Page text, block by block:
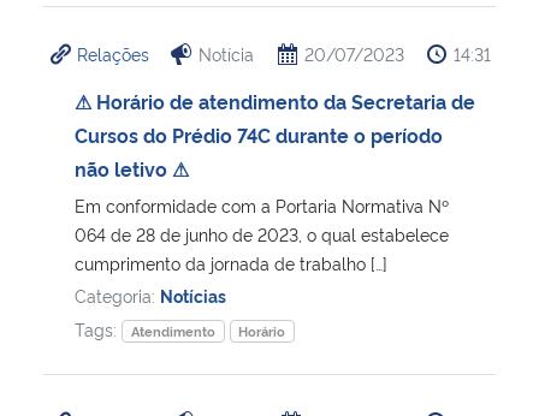
Relações Notícia 20/07/2023 14:31
⚠ Horário de atendimento da Secretaria de
Cursos do Prédio 74C durante o período
não letivo ⚠
Em conformidade com a Portaria Normativa Nº
064 de 28 de junho de 2023, o qual estabelece
cumprimento da jornada de trabalho […]
Categoria: Notícias
Tags:
Atendimento Horário